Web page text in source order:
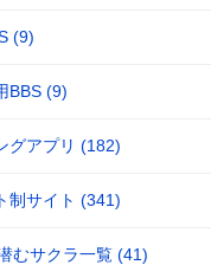
(9)
BBS (9)
グアプリ (182)
制サイト (341)
むサクラ一覧 (41)